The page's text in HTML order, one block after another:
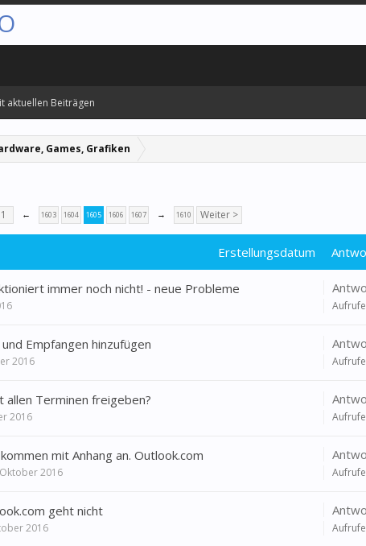
Games, Grafiken
1 ← 1603 1604 1605 1606 1607 → 1610 Weiter >
Erstellungsdatum
immer noch nicht! - neue Probleme
Empfangen hinzufügen
2016
allen Terminen freigeben?
2016
mit Anhang an. Outlook.com
2016
geht nicht
2016
aktuellen Beiträgen